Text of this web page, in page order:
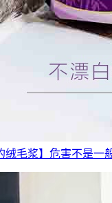
绒毛浆】危害不是一